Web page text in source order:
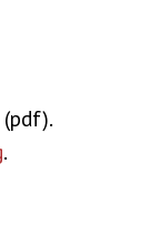
(pdf).
.